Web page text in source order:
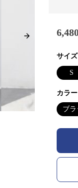
Next slide
サイズ
S
カラー
ブラ